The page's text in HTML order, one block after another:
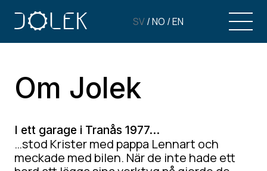
SV /NO /EN
Om Jolek
I ett garage i Tranås 1977…
…stod Krister med pappa Lennart och
meckade med bilen. När de inte hade ett